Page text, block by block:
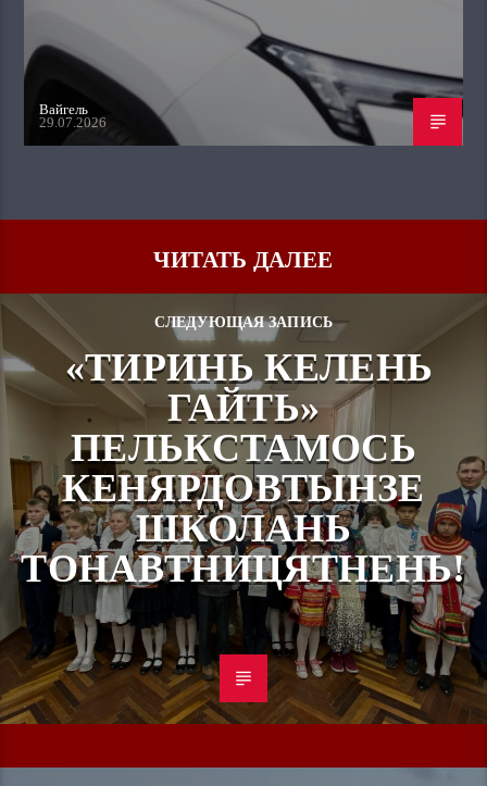
Вайгель
29.07.2026
ЧИТАТЬ ДАЛЕЕ
СЛЕДУЮЩАЯ ЗАПИСЬ
«ТИРИНЬ КЕЛЕНЬ
ГАЙТЬ»
ПЕЛЬКСТАМОСЬ
КЕНЯРДОВТЫНЗЕ
ШКОЛАНЬ
ТОНАВТНИЦЯТНЕНЬ!